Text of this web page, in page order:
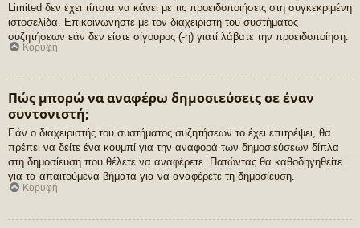
Limited δεν έχει τίποτα να κάνει με τις προειδοποιήσεις στη συγκεκριμένη
ιστοσελίδα. Επικοινωνήστε με τον διαχειριστή του συστήματος
συζητήσεων εάν δεν είστε σίγουρος (-η) γιατί λάβατε την προειδοποίηση.
Κορυφή
Πώς μπορώ να αναφέρω δημοσιεύσεις σε έναν
συντονιστή;
Εάν ο διαχειριστής του συστήματος συζητήσεων το έχει επιτρέψει, θα
πρέπει να δείτε ένα κουμπί για την αναφορά των δημοσιεύσεων δίπλα
στη δημοσίευση που θέλετε να αναφέρετε. Πατώντας θα καθοδηγηθείτε
για τα απαιτούμενα βήματα για να αναφέρετε τη δημοσίευση.
Κορυφή